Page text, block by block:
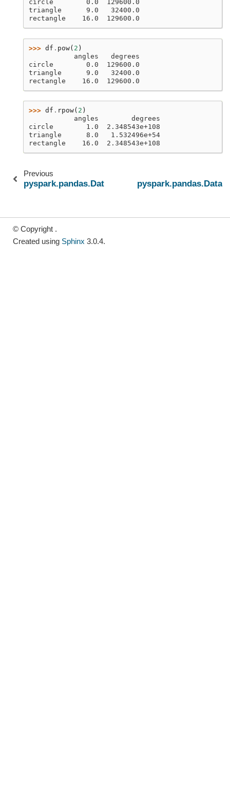
circle        0.0  129600.0
triangle      9.0   32400.0
rectangle    16.0  129600.0
>>> df . pow( 2 )
           angles   degrees
circle        0.0  129600.0
triangle      9.0   32400.0
rectangle    16.0  129600.0
>>> df . rpow( 2 )
           angles        degrees
circle        1.0  2.348543e+108
triangle      8.0   1.532496e+54
rectangle    16.0  2.348543e+108
Previous
pyspark.pandas.DataFrame.query
© Copyright .
Created using Sphinx 3.0.4.